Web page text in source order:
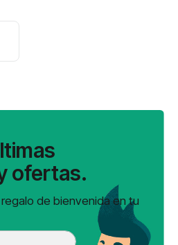
ofertas.
de bienvenida en tu